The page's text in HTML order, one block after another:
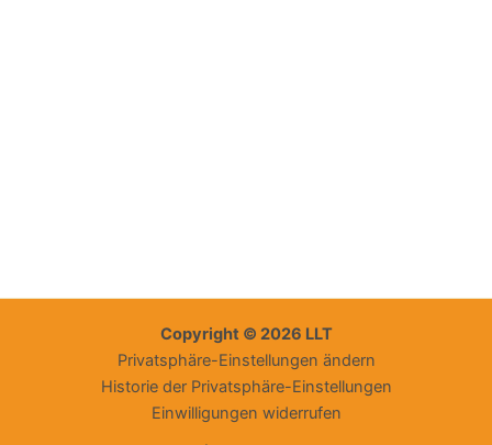
Copyright © 2026 LLT
Privatsphäre-Einstellungen ändern
Historie der Privatsphäre-Einstellungen
Einwilligungen widerrufen